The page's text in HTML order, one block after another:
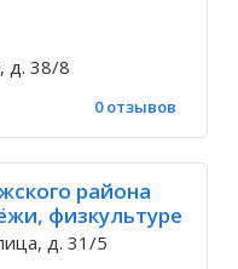
д. 38/8
0 отзывов
района
физкультуре
д. 31/5